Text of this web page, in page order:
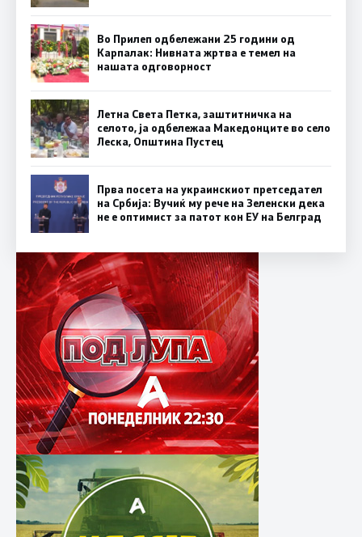
Во Прилеп одбележани 25 години од
Карпалак: Нивната жртва е темел на
нашата одговорност
Летна Света Петка, заштитничка на
селото, ја одбележаа Македонците во село
Леска, Општина Пустец
Прва посета на украинскиот претседател
на Србија: Вучиќ му рече на Зеленски дека
не е оптимист за патот кон ЕУ на Белград